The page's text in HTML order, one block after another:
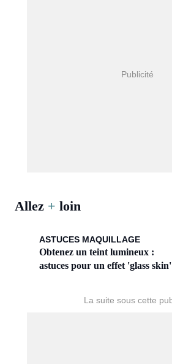
Allez + loin
ASTUCES MAQUILLAGE
Obtenez un teint lumineux :
astuces pour un effet 'glass skin'